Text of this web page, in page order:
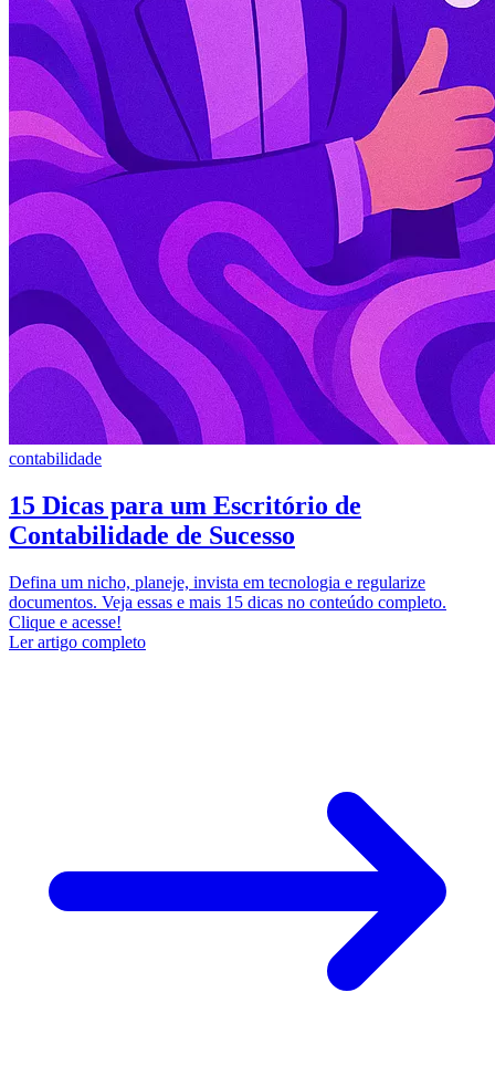
contabilidade
15 Dicas para um Escritório de
Contabilidade de Sucesso
Defina um nicho, planeje, invista em tecnologia e regularize
documentos. Veja essas e mais 15 dicas no conteúdo completo.
Clique e acesse!
Ler artigo completo